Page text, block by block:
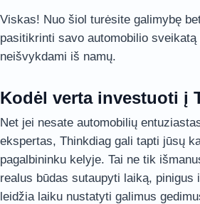
Viskas! Nuo šiol turėsite galimybę
pasitikrinti savo automobilio sveikatą
neišvykdami iš namų.
Kodėl verta investuoti į
Net jei nesate automobilių
ekspertas, Thinkdiag gali tapti jūsų
pagalbininku kelyje. Tai ne tik
realus būdas sutaupyti laiką, pinigus
leidžia laiku nustatyti galimus